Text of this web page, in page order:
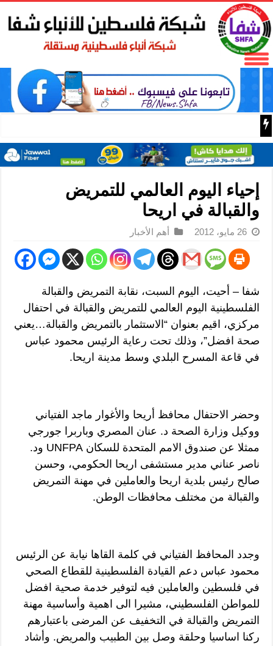
باسم الرئيس: وزير الداخلية زياد هب الريح يمنح العميد
إحياء اليوم العالمي للتمريض
والقبالة في اريحا
26 مايو، 2012 أهم الأخبار
شفا – أحيت، اليوم السبت، نقابة التمريض والقبالة
الفلسطينية اليوم العالمي للتمريض والقبالة في احتفال
مركزي، اقيم بعنوان “الاستثمار بالتمريض والقبالة…يعني
صحة افضل”، وذلك تحت رعاية الرئيس محمود عباس
في قاعة المسرح البلدي وسط مدينة اريحا.
وحضر الاحتفال محافظ أريحا والأغوار ماجد الفتياني
ووكيل وزارة الصحة د. عنان المصري وباربرا جورجي
ممثلا عن صندوق الامم المتحدة للسكان UNFPA ود.
ناصر عناني مدير مستشفى اريحا الحكومي، وحسن
صالح رئيس بلدية اريحا والعاملين في مهنة التمريض
والقبالة من مختلف محافظات الوطن.
وجدد المحافظ الفتياني في كلمة القاها نيابة عن الرئيس
محمود عباس دعم القيادة الفلسطينية للقطاع الصحي
في فلسطين والعاملين فيه لتوفير خدمة صحية افضل
للمواطن الفلسطيني، مشيرا الى اهمية وأساسية مهنة
التمريض والقبالة في التخفيف عن المرضى باعتبارهم
ركنا اساسيا وحلقة وصل بين الطبيب والمريض. وأشاد